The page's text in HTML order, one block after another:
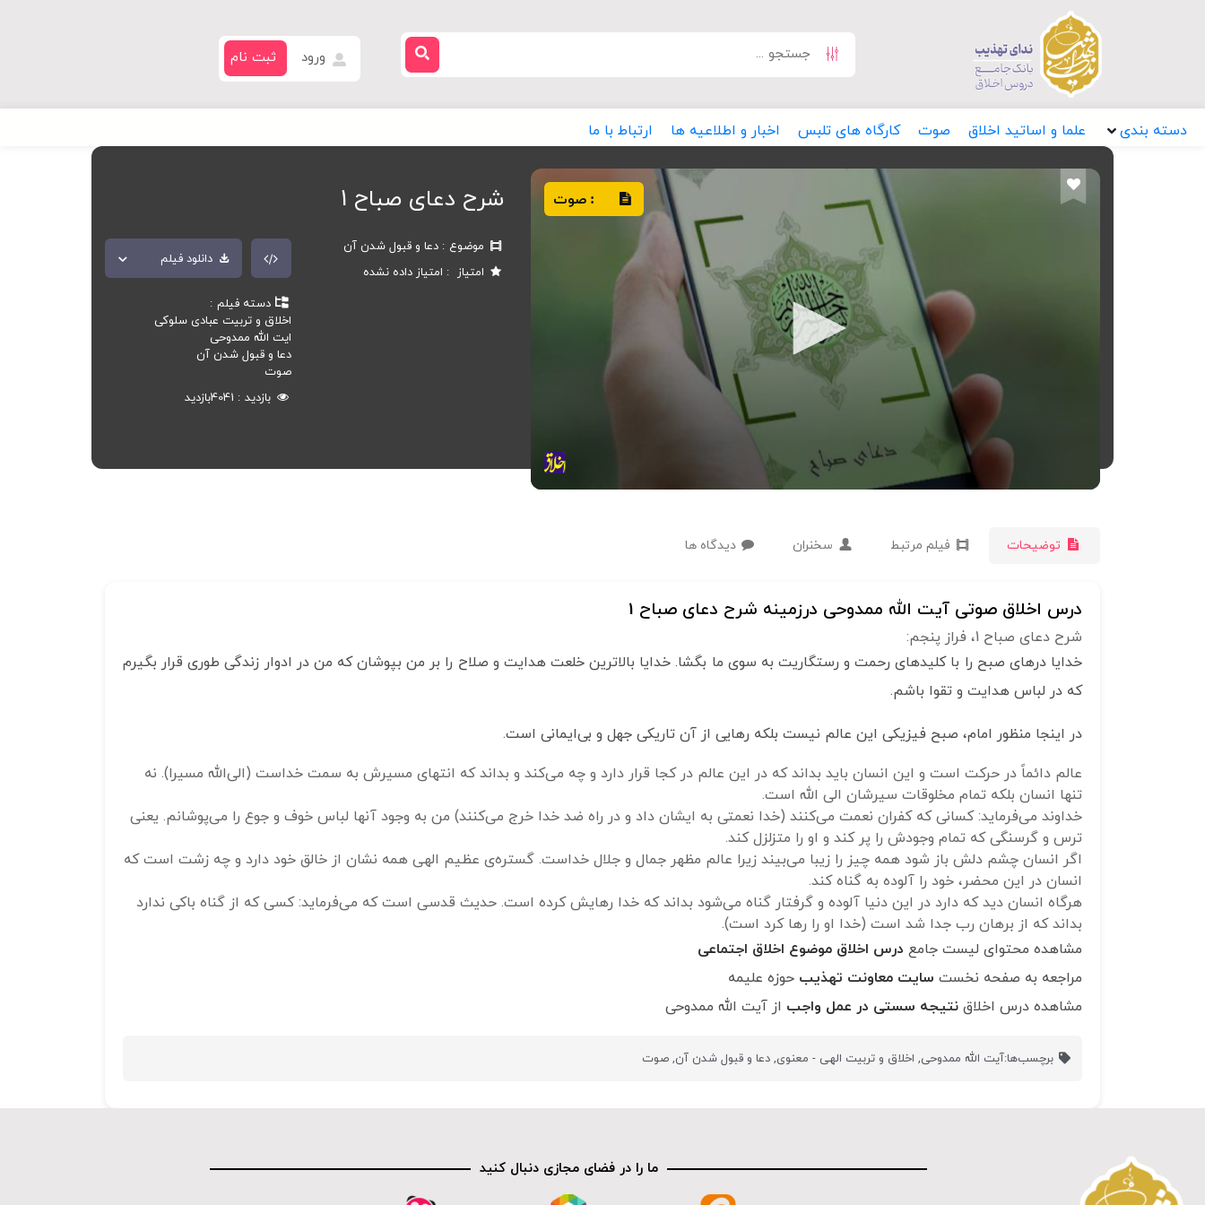
ورود ثبت نام
دسته بندی علما و اساتید اخلاق صوت کارگاه های تلبس اخبار و اطلاعیه ها ارتباط با ما
: صوت شرح دعای صباح 1
موضوع
دعا و قبول شدن آن
امتیاز
امتیاز داده نشده
دانلود فیلم
دسته فیلم
اخلاق و تربیت عبادی سلوکی
ایت الله ممدوحی
دعا و قبول شدن آن
صوت
بازدید
4041بازدید
توضیحات فیلم مرتبط سخنران دیدگاه ها
درس اخلاق صوتی آیت الله ممدوحی درزمینه شرح دعای صباح 1
شرح دعای صباح 1، فراز پنجم:
خدایا درهای صبح را با کلیدهای رحمت و رستگاریت به سوی ما بگشا. خدایا بالاترین خلعت هدایت و صلاح را بر من بپوشان که من در ادوار زندگی طوری قرار بگیرم
که در لباس هدایت و تقوا باشم.
در اینجا منظور امام، صبح فیزیکی این عالم نیست بلکه رهایی از آن تاریکی جهل و بی‌ایمانی است.
عالم دائماً در حرکت است و این انسان باید بداند که در این عالم در کجا قرار دارد و چه می‌کند و بداند که انتهای مسیرش به سمت خداست (الی‌الله مسیرا). نه
تنها انسان بلکه تمام مخلوقات سیرشان الی الله است.
خداوند می‌فرماید: کسانی که کفران نعمت می‌کنند (خدا نعمتی به ایشان داد و در راه ضد خدا خرج می‌کنند) من به وجود آنها لباس خوف و جوع را می‌پوشانم. یعنی
ترس و گرسنگی که تمام وجودش را پر کند و او را متزلزل کند.
اگر انسان چشم دلش باز شود همه چیز را زیبا می‌بیند زیرا عالم مظهر جمال و جلال خداست. گستره‌ی عظیم الهی همه نشان از خالق خود دارد و چه زشت است که
انسان در این محضر، خود را آلوده به گناه کند.
هرگاه انسان دید که دارد در این دنیا آلوده و گرفتار گناه می‌شود بداند که خدا رهایش کرده است. حدیث قدسی است که می‌فرماید: کسی که از گناه باکی ندارد
بداند که از برهان رب جدا شد است (خدا او را رها کرد است).
مشاهده محتوای لیست جامع درس اخلاق موضوع اخلاق اجتماعی
مراجعه به صفحه نخست سایت معاونت تهذیب حوزه علیمه
مشاهده درس اخلاق نتیجه سستی در عمل واجب از آیت الله ممدوحی
برچسب‌ها:آیت الله ممدوحی, اخلاق و تربیت الهی - معنوی,دعا و قبول شدن آن,صوت
ما را در فضای مجازی دنبال کنید